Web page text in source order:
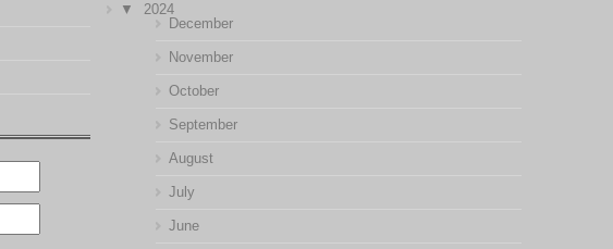
2024
December
November
October
September
August
July
June